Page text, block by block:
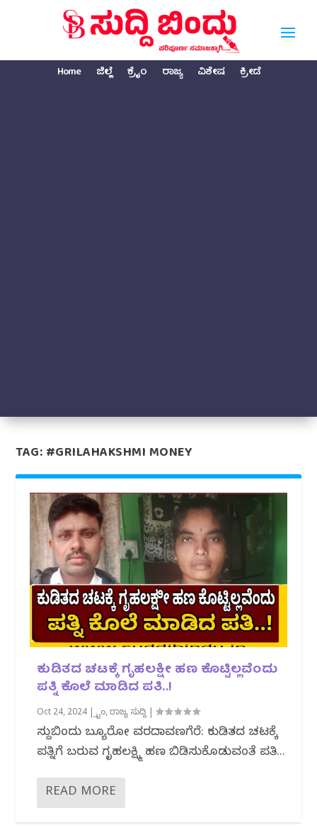
Home ಜಿಲ್ಲೆ ಕ್ರೈಂ ರಾಜ್ಯ ವಿಶೇಷ ಕ್ರೀಡೆ
TAG:#GRILAHAKSHMI MONEY
ಕುಡಿತದ ಚಟಕ್ಕೆ ಗೃಹಲಕ್ಷೀ ಹಣ ಕೊಟ್ಟಿಲ್ಲವೆಂದು
ಪತ್ನಿ ಕೊಲೆ ಮಾಡಿದ ಪತಿ..!
Oct 24, 2024 |ಕ್ರೈಂ,ರಾಜ್ಯ ಸುದ್ದಿ |
ಸುದ್ದಿಬಿಂದು ಬ್ಯೂರೋ ವರದಿದಾವಣಗೆರೆ: ಕುಡಿತದ ಚಟಕ್ಕೆ
ಪತ್ನಿಗೆ ಬರುವ ಗೃಹಲಕ್ಷ್ಮಿ ಹಣ ಬಿಡಿಸುಕೊಡುವಂತೆ ಪತಿ...
READ MORE